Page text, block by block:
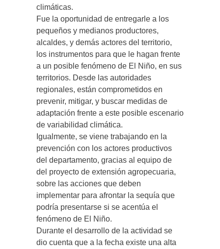
climáticas.
Fue la oportunidad de entregarle a los
pequeños y medianos productores,
alcaldes, y demás actores del territorio,
los instrumentos para que le hagan frente
a un posible fenómeno de El Niño, en sus
territorios. Desde las autoridades
regionales, están comprometidos en
prevenir, mitigar, y buscar medidas de
adaptación frente a este posible escenario
de variabilidad climática.
Igualmente, se viene trabajando en la
prevención con los actores productivos
del departamento, gracias al equipo de
del proyecto de extensión agropecuaria,
sobre las acciones que deben
implementar para afrontar la sequía que
podría presentarse si se acentúa el
fenómeno de El Niño.
Durante el desarrollo de la actividad se
dio cuenta que a la fecha existe una alta